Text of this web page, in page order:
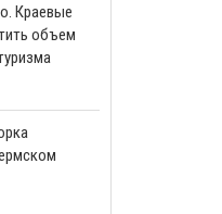
Краевые
объем